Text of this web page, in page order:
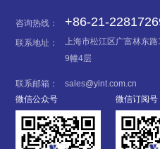
咨询热线： +86-21-
联系地址：
上海市松江区广富林东
9幢4层
联系邮箱：
sales@yint.com.cn
微信公众号
微信订阅号